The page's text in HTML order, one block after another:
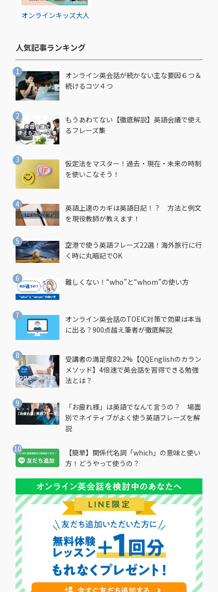
オンラインキッズ大人
人気記事ランキング​
オンライン英会話が続かない主な要因６つ＆
続けるコツ４つ
もうあわてない【徹底解説】英語会議で使え
るフレーズ集
仮定法をマスター！過去・現在・未来の時制
を使いこなそう！
英語上達のカギは英語日記！？ 方法と例文
を現役教師が教えます！
空港で使う英語フレーズ22選！海外旅行に行
く時に丸暗記でOK
難しくない！“who”と“whom”の使い方
オンライン英会話のTOEIC対策で効果は本当
に出る？900点越え筆者が徹底解説
受講者の満足度82.2%【QQEnglishのカラン
メソッド】4倍速で英会話を習得できる勉強
法とは？
「お疲れ様」は英語でなんて言うの？ 場面
別でネイティブがよく使う英語フレーズを解
説
【簡単】関係代名詞「which」の意味と使い
方！どうやって使うの？